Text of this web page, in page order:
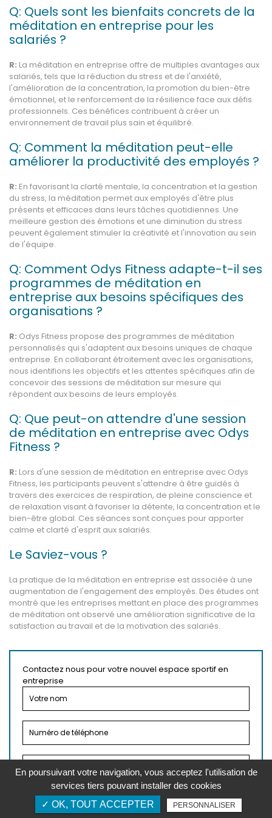
Q: Quels sont les bienfaits concrets de la
méditation en entreprise pour les
salariés ?
R: La méditation en entreprise offre de multiples avantages aux
salariés, tels que la réduction du stress et de l'anxiété,
l'amélioration de la concentration, la promotion du bien-être
émotionnel, et le renforcement de la résilience face aux défis
professionnels. Ces bénéfices contribuent à créer un
environnement de travail plus sain et équilibré.
Q: Comment la méditation peut-elle
améliorer la productivité des employés ?
R: En favorisant la clarté mentale, la concentration et la gestion
du stress, la méditation permet aux employés d'être plus
présents et efficaces dans leurs tâches quotidiennes. Une
meilleure gestion des émotions et une diminution du stress
peuvent également stimuler la créativité et l'innovation au sein
de l'équipe.
Q: Comment Odys Fitness adapte-t-il ses
programmes de méditation en
entreprise aux besoins spécifiques des
organisations ?
R: Odys Fitness propose des programmes de méditation
personnalisés qui s'adaptent aux besoins uniques de chaque
entreprise. En collaborant étroitement avec les organisations,
nous identifions les objectifs et les attentes spécifiques afin de
concevoir des sessions de méditation sur mesure qui
répondent aux besoins de leurs employés.
Q: Que peut-on attendre d'une session
de méditation en entreprise avec Odys
Fitness ?
R: Lors d'une session de méditation en entreprise avec Odys
Fitness, les participants peuvent s'attendre à être guidés à
travers des exercices de respiration, de pleine conscience et
de relaxation visant à favoriser la détente, la concentration et le
bien-être global. Ces séances sont conçues pour apporter
calme et clarté d'esprit aux salariés.
Le Saviez-vous ?
La pratique de la méditation en entreprise est associée à une
augmentation de l'engagement des employés. Des études ont
montré que les entreprises mettant en place des programmes
de méditation ont observé une amélioration significative de la
satisfaction au travail et de la motivation des salariés.
Contactez nous pour votre nouvel espace sportif en
entreprise
En poursuivant votre navigation, vous acceptez l'utilisation de
services tiers pouvant installer des cookies
✓ OK, TOUT ACCEPTER
PERSONNALISER